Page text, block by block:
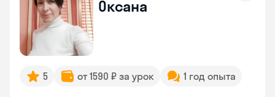
Оксана
5 от 1590 ₽ за урок 1 год опыта